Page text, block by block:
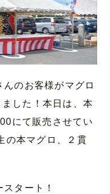
のお客様がマグロ
した！本日は、本
にて販売させてい
の本マグロ、２貫
タート！